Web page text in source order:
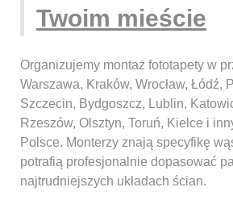
Twoim mieście
Organizujemy montaż fototapety w
Warszawa, Kraków, Wrocław, Łódź,
Szczecin, Bydgoszcz, Lublin,
Rzeszów, Olsztyn, Toruń, Kielce i
Polsce. Monterzy znają specyfikę
potrafią profesjonalnie dopasować
najtrudniejszych układach ścian.